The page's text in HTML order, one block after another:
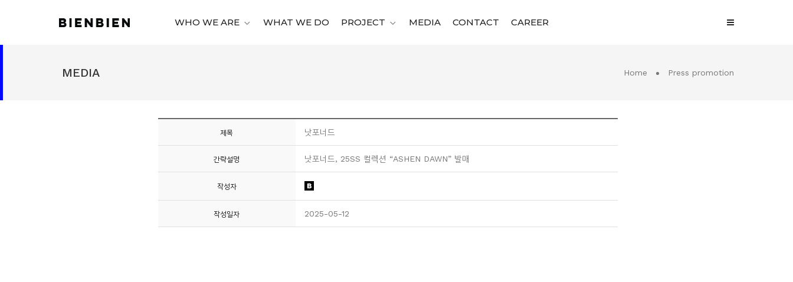
WHO WE ARE WHAT WE DO PROJECT MEDIA CONTACT CAREER
MEDIA Home Press promotion
제목 낫포너드
간략설명 낫포너드, 25SS 컬렉션 “ASHEN DAWN” 발매
작성자
작성일자 2025-05-12